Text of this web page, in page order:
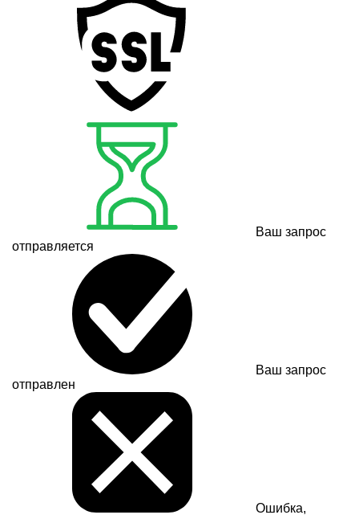
Ваш запрос
отправляется
Ваш запрос
отправлен
Ошибка,